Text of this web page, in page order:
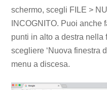
schermo, scegli FILE >
INCOGNITO. Puoi anche
punti in alto a destra nella
scegliere ‘Nuova finestra
menu a discesa.